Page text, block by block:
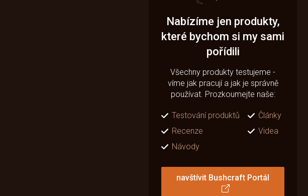
Nabízíme jen produkty,
které bychom si my sami
pořídili
Všechny produkty testujeme -
víme jak pracují a jak je správně
používat. Prozkoumejte naše:
Testování produktů
Články
Recenze
Videa
Návody
navštívit Bushcraft Portál